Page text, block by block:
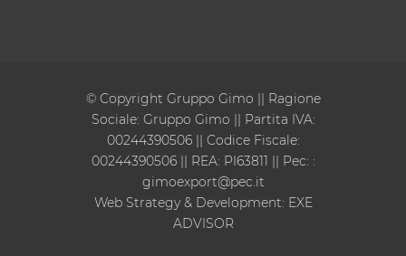
© Copyright Gruppo Gimo || Ragione
Sociale: Gruppo Gimo || Partita IVA:
00244390506 || Codice Fiscale:
00244390506 || REA: PI63811 || Pec: :
gimoexport@pec.it
Web Strategy & Development: EXE
ADVISOR